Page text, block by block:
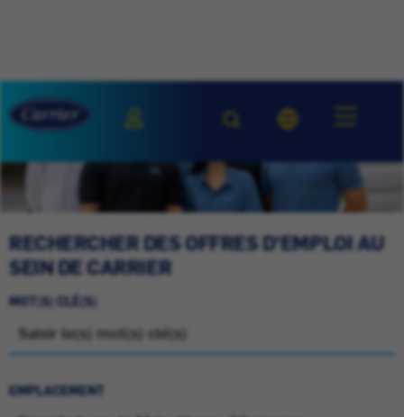
RECHERCHER DES OFFRES D'EMPLOI AU
SEIN DE CARRIER
MOT(S) CLÉ(S)
EMPLACEMENT